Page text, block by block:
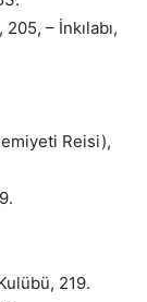
– İnkılabı,
Reisi),
219.